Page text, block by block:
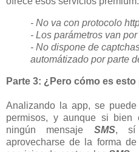
- No va con protocolo
- Los parámetros van
- No dispone de
automátizado por parte
Parte 3: ¿Pero cómo es
Analizando la app, se
permisos, y aunque si bien
ningún mensaje SMS, sí
aprovecharse de la forma